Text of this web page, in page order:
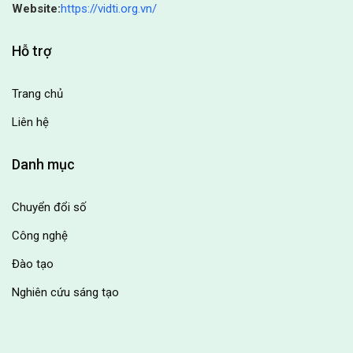
Website:https://vidti.org.vn/
Hỗ trợ
Trang chủ
Liên hệ
Danh mục
Chuyển đổi số
Công nghệ
Đào tạo
Nghiên cứu sáng tạo